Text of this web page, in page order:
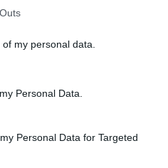
my personal data.
Personal Data.
Personal Data for Targeted